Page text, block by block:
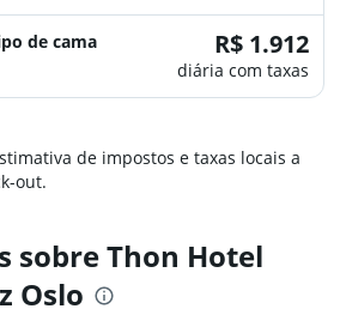
de cama
R$ 1.912
diária com taxas
de impostos e taxas locais a
out.
sobre Thon Hotel
Oslo